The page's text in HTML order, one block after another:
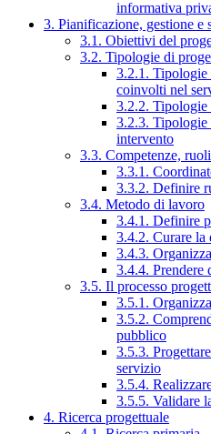
informativa
3. Pianificazione, gestione e
3.1. Obiettivi del
3.2. Tipologie di
3.2.1. Tipologie
coinvolti nel
3.2.2. Tipologie
3.2.3. Tipologie
intervento
3.3. Competenze,
3.3.1.
3.3.2. Definire
3.4. Metodo di lavoro
3.4.1. Definire
3.4.2. Curare la
3.4.3.
3.4.4. Prendere
3.5. Il processo
3.5.1.
3.5.2.
pubblico
3.5.3.
servizio
3.5.4.
3.5.5. Validare
4. Ricerca progettuale